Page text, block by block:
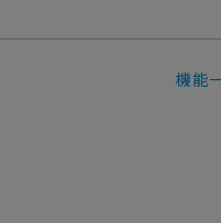
機能